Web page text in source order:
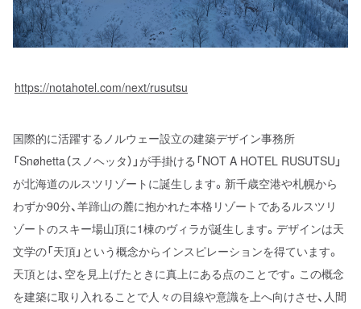
https://notahotel.com/next/rusutsu
国際的に活躍するノルウェー設立の建築デザイン事務所
「Snøhetta（スノヘッタ）」が手掛ける「NOT A HOTEL RUSUTSU」
が北海道のルスツリゾートに誕生します。新千歳空港や札幌から
わずか90分、羊蹄山の麓に抱かれた本格リゾートであるルスツリ
ゾートのスキー場山頂に1棟のヴィラが誕生します。デザインは天
文学の「天頂」という概念からインスピレーションを得ています。
天頂とは、空を見上げたときに真上にある点のことです。この概念
を建築に取り入れることで人々の目線や意識を上へ向けさせ、人間